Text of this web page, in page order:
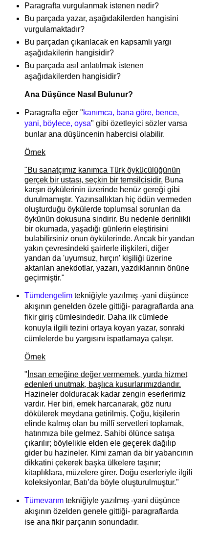
Paragrafta vurgulanmak istenen nedir?
Bu parçada yazar, aşağıdakilerden hangisini
vurgulamaktadır?
Bu parçadan çıkarılacak en kapsamlı yargı
aşağıdakilerin hangisidir?
Bu parçada asıl anlatılmak istenen
aşağıdakilerden hangisidir?
Ana Düşünce Nasıl Bulunur?
Paragrafta eğer "kanımca, bana göre, bence,
yani, böylece, oysa" gibi özetleyici sözler varsa
bunlar ana düşüncenin habercisi olabilir.
Örnek
"Bu sanatçımız kanımca Türk öykücülüğünün
gerçek bir ustası, seçkin bir temsilcisidir. Buna
karşın öykülerinin üzerinde henüz gereği gibi
durulmamıştır. Yazınsallıktan hiç ödün vermeden
oluşturduğu öykülerde toplumsal sorunları da
öykünün dokusuna sindirir. Bu nedenle derinlikli
bir okumada, yaşadığı günlerin eleştirisini
bulabilirsiniz onun öykülerinde. Ancak bir yandan
yakın çevresindeki şairlerle ilişkileri, diğer
yandan da 'uyumsuz, hırçın' kişiliği üzerine
aktarılan anekdotlar, yazarı, yazdıklarının önüne
geçirmiştir."
Tümdengelimtekniğiyle yazılmış -yani düşünce
akışının genelden özele gittiği- paragraflarda ana
fikir giriş cümlesindedir. Daha ilk cümlede
konuyla ilgili tezini ortaya koyan yazar, sonraki
cümlelerde bu yargısını ispatlamaya çalışır.
Örnek
" İnsan emeğine değer vermemek, yurda hizmet
edenleri unutmak, başlıca kusurlarımızdandır.
Hazineler dolduracak kadar zengin eserlerimiz
vardır. Her biri, emek harcanarak, göz nuru
dökülerek meydana getirilmiş. Çoğu, kişilerin
elinde kalmış olan bu millî servetleri toplamak,
hatırımıza bile gelmez. Sahibi ölünce satışa
çıkarılır; böylelikle elden ele geçerek dağılıp
gider bu hazineler. Kimi zaman da bir yabancının
dikkatini çekerek başka ülkelere taşınır;
kitaplıklara, müzelere girer. Doğu eserleriyle ilgili
koleksiyonlar, Batı’da böyle oluşturulmuştur."
Tümevarımtekniğiyle yazılmış -yani düşünce
akışının özelden genele gittiği- paragraflarda
ise ana fikir parçanın sonundadır.